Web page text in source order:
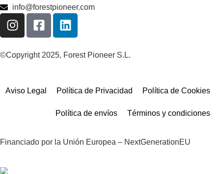
info@forestpioneer.com
©Copyright 2025, Forest Pioneer S.L.
Aviso Legal Política de Privacidad Política de Cookies
Política de envíos Términos y condiciones
Financiado por la Unión Europea – NextGenerationEU